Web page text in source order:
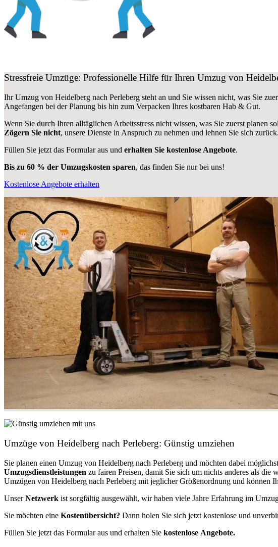
Stressfreie Umzüge: Professionelle Hilfe für Ihren Umzug von
Ihr Umzug von Heidelberg nach Perleberg steht an und Sie wissen nicht, was Sie
Angefangen bei der Planung bis hin zum Verpacken Ihres kostbaren Hab & Gut.
Wenn Sie durch Ihren alltäglichen Arbeitsstress nicht wissen, was Sie zuerst planen
Zögern Sie nicht, unsere Dienste in Anspruch zu nehmen und lehnen Sie sich zurück.
Füllen Sie jetzt das Formular aus und erhalten Sie kostenlose Angebote.
Bis zu 60 % der Umzugskosten sparen, das finden Sie nur bei uns!
Kostenlose Angebote erhalten
Umzüge von Heidelberg nach Perleberg: Günstig umziehen
Sie planen einen Umzug von Heidelberg nach Perleberg und möchten dabei möglichst
Umzugsdienstleistungen zu fairen Preisen, damit Sie sich um nichts anderes als
Umzügen von Heidelberg nach Perleberg mit jeglicher Größenordnung und können
UnserNetzwerk ist sorgfältig ausgewählt, wir haben viele Jahre Erfahrung im
Sie möchten eine Kostenübersicht? Dann holen Sie sich jetzt kostenlose und
Füllen Sie jetzt das Formular aus und erhalten Sie kostenlose Angebote.